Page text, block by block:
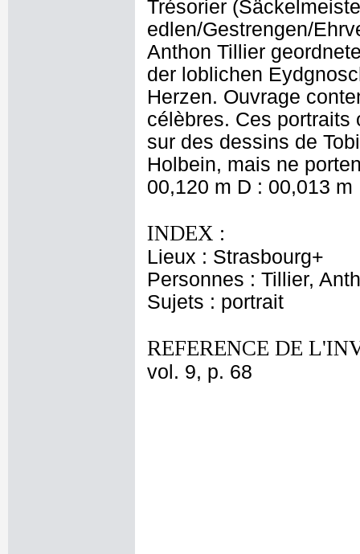
Trésorier
edlen/Gestrengen/
Anthon Tillier
der loblichen
Herzen. Ouvrage
célèbres. Ces portraits
sur des dessins de
Holbein, mais ne
00,120 m D : 00,013
INDEX :
Lieux : Strasbourg+
Personnes : Tillier,
Sujets : portrait
REFERENCE DE
vol. 9, p. 68